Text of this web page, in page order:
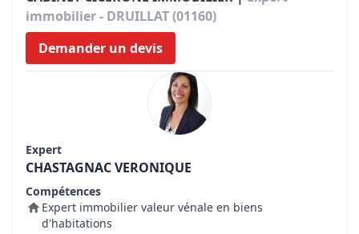
immobilier - DRUILLAT (01160)
Demander un devis
Expert
CHASTAGNAC VERONIQUE
Compétences
Expert immobilier valeur vénale en biens
d'habitations